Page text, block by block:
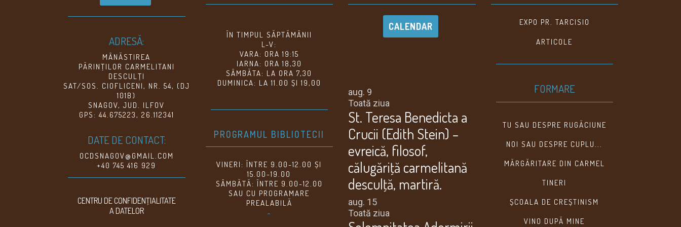
ADRESĂ:
MÂNĂSTIREA
PĂRINŢILOR CARMELITANI
DESCULŢI
SAT/SOS. CIOFLICENI, NR. 54, (DJ
101B)
SNAGOV, JUD. ILFOV
GPS: 44.675223, 26.112341
DATE DE CONTACT:
OCDSNAGOV@GMAIL.COM
+40 745 416 929
CENTRU DE CONFIDENŢIALITATE
A DATELOR
ÎN TIMPUL SĂPTĂMÂNII
L-V:
VARA: ORA 19:15
IARNA: ORA 18,30
SÂMBĂTA: LA ORA 7,30
DUMINICA: LA 11.00 ȘI 19,00
PROGRAMUL BIBLIOTECII
VINERI: ÎNTRE 9.00-12.00 ȘI
15.00-19.00
SÂMBĂTĂ: ÎNTRE 9.00-12.00
SAU CU PROGRAMARE
PREALABILĂ
^
CALENDAR
aug. 9
Toată ziua
St. Teresa Benedicta a
Crucii (Edith Stein) –
evreică, filosof,
călugăriţă carmelitană
desculţă, martiră.
aug. 15
Toată ziua
EXPO PR. TARCISIO
ARTICOLE
FORMARE
TU SAU DESPRE RUGĂCIUNE
NOI SAU DESPRE CUPLU...
MĂRGĂRITARE DIN CARMEL
TINERI
ȘCOALA DE CREȘTINISM
VINO DUPĂ MINE